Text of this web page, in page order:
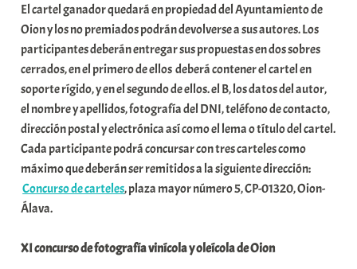
a
t
e
a
El cartel ganador quedará en propiedad del Ayuntamiento de
Oion y los no premiados podrán devolverse a sus autores. Los
participantes deberán entregar sus propuestas en dos sobres
cerrados, en el primero de ellos deberá contener el cartel en
soporte rígido, y en el segundo de ellos. el B, los datos del autor,
el nombre y apellidos, fotografía del DNI, teléfono de contacto,
dirección postal y electrónica así como el lema o título del cartel.
Cada participante podrá concursar con tres carteles como
máximo que deberán ser remitidos a la siguiente dirección:
Concurso de carteles, plaza mayor número 5, CP-01320, Oion-
Álava.
XI concurso de fotografía vinícola y oleícola de Oion